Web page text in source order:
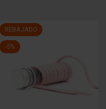
REBAJADO
-5%